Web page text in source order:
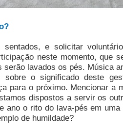
sentados, e solicitar
neste momento, que
serão lavados os pés. Música
sobre o significado deste
para o próximo. Mencionar a
dispostos a servir os
ano o rito do lava-pés em
de humildade?